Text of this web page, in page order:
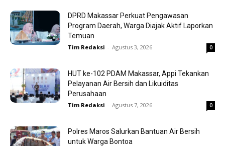
DPRD Makassar Perkuat Pengawasan
Program Daerah, Warga Diajak Aktif Laporkan
Temuan
Tim Redaksi - Agustus 3, 2026 0
HUT ke-102 PDAM Makassar, Appi Tekankan
Pelayanan Air Bersih dan Likuiditas
Perusahaan
Tim Redaksi - Agustus 7, 2026 0
Polres Maros Salurkan Bantuan Air Bersih
untuk Warga Bontoa